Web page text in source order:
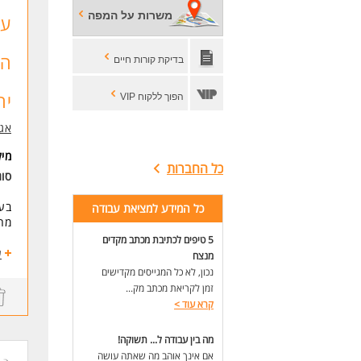
משרות על המפה
בדיקת קורות חיים
הפוך ללקוח VIP
כל החברות
כל המידע למציאת עבודה
5 טיפים לכתיבת מכתב מקדים
מנצח
נכון, לא כל המגייסים מקדישים
זמן לקריאת מכתב מק...
קרא עוד>
מה בין עבודה ל... תשוקה!
אם אינך אוהב מה שאתה עושה